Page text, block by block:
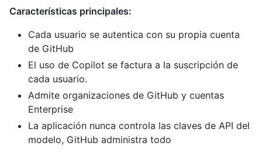
Características principales:
Cada usuario se autentica con su propia cuenta
de GitHub
El uso de Copilot se factura a la suscripción de
cada usuario.
Admite organizaciones de GitHub y cuentas
Enterprise
La aplicación nunca controla las claves de API del
modelo, GitHub administra todo